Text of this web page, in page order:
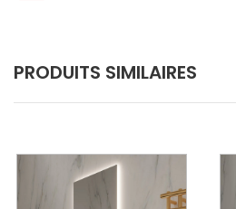
PRODUITS SIMILAIRES